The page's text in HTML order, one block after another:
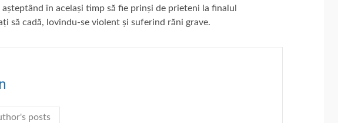
în același timp să fie prinși de prieteni la finalul
să cadă, lovindu-se violent și suferind răni grave.
posts